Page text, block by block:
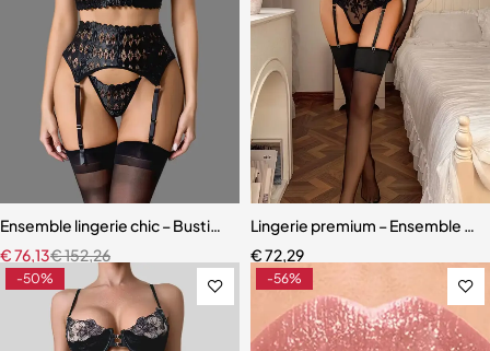
Ensemble lingerie chic – Bustier sculptant avec porte-jarretelles et
€152,26
€76,13
Lingerie premium – Ensemble
€72,29
-50% -56%